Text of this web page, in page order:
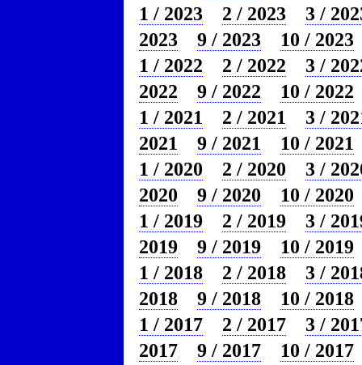
1 / 2023
2 / 2023
3 /
2023
9 / 2023
10 / 2023
1 / 2022
2 / 2022
3 /
2022
9 / 2022
10 / 2022
1 / 2021
2 / 2021
3 /
2021
9 / 2021
10 / 2021
1 / 2020
2 / 2020
3 /
2020
9 / 2020
10 / 2020
1 / 2019
2 / 2019
3 /
2019
9 / 2019
10 / 2019
1 / 2018
2 / 2018
3 /
2018
9 / 2018
10 / 2018
1 / 2017
2 / 2017
3 /
2017
9 / 2017
10 / 2017